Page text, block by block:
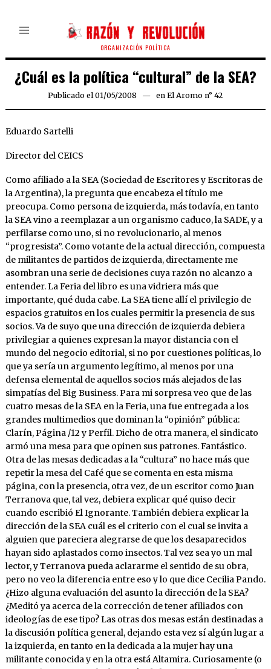
ORGANIZACIÓN POLÍTICA
¿Cuál es la política “cultural” de la SEA?
Publicado el 01/05/2008 24/03/2020
en El Aromo n° 42
Eduardo Sartelli
Director del CEICS
Como afiliado a la SEA (Sociedad de Escritores y Escritoras de
la Argentina), la pregunta que encabeza el título me
preocupa. Como persona de izquierda, más todavía, en tanto
la SEA vino a reemplazar a un organismo caduco, la SADE, y a
perfilarse como uno, si no revolucionario, al menos
“progresista”. Como votante de la actual dirección, compuesta
de militantes de partidos de izquierda, directamente me
asombran una serie de decisiones cuya razón no alcanzo a
entender. La Feria del libro es una vidriera más que
importante, qué duda cabe. La SEA tiene allí el privilegio de
espacios gratuitos en los cuales permitir la presencia de sus
socios. Va de suyo que una dirección de izquierda debiera
privilegiar a quienes expresan la mayor distancia con el
mundo del negocio editorial, si no por cuestiones políticas, lo
que ya sería un argumento legítimo, al menos por una
defensa elemental de aquellos socios más alejados de las
simpatías del Big Business. Para mi sorpresa veo que de las
cuatro mesas de la SEA en la Feria, una fue entregada a los
grandes multimedios que dominan la “opinión” pública:
Clarín, Página /12 y Perfil. Dicho de otra manera, el sindicato
armó una mesa para que opinen sus patrones. Fantástico.
Otra de las mesas dedicadas a la “cultura” no hace más que
repetir la mesa del Café que se comenta en esta misma
página, con la presencia, otra vez, de un escritor como Juan
Terranova que, tal vez, debiera explicar qué quiso decir
cuando escribió El Ignorante. También debiera explicar la
dirección de la SEA cuál es el criterio con el cual se invita a
alguien que pareciera alegrarse de que los desaparecidos
hayan sido aplastados como insectos. Tal vez sea yo un mal
lector, y Terranova pueda aclararme el sentido de su obra,
pero no veo la diferencia entre eso y lo que dice Cecilia Pando.
¿Hizo alguna evaluación del asunto la dirección de la SEA?
¿Meditó ya acerca de la corrección de tener afiliados con
ideologías de ese tipo? Las otras dos mesas están destinadas a
la discusión política general, dejando esta vez sí algún lugar a
la izquierda, en tanto en la dedicada a la mujer hay una
militante conocida y en la otra está Altamira. Curiosamente (o